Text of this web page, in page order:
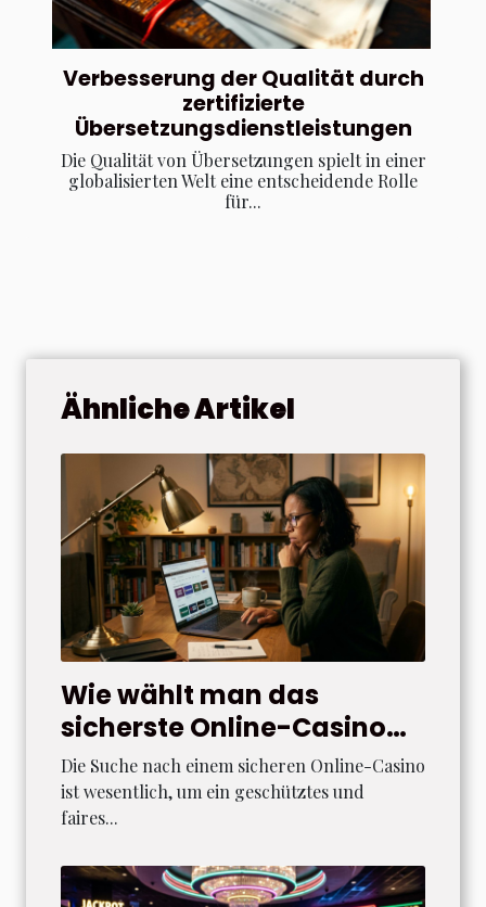
Verbesserung der Qualität durch
zertifizierte
Übersetzungsdienstleistungen
Die Qualität von Übersetzungen spielt in einer
globalisierten Welt eine entscheidende Rolle
für...
Ähnliche Artikel
Wie wählt man das
sicherste Online-Casino
aus?
Die Suche nach einem sicheren Online-Casino
ist wesentlich, um ein geschütztes und
faires...